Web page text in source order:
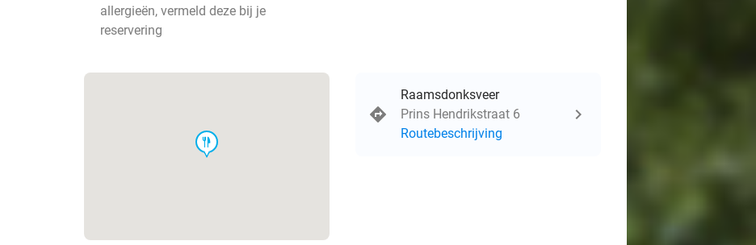
allergieën, vermeld deze bij je
reservering
food
Raamsdonksveer
Prins Hendrikstraat 6
Routebeschrijving